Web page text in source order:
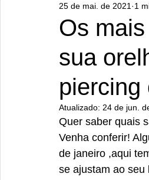
Os
sua
piercing
25 de mai. de 2021 1
Atualizado: 24 de jun.
Quer saber quais
Venha conferir!
de janeiro ,aqui
se ajustam ao seu